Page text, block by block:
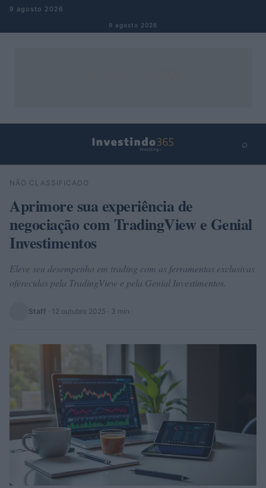
Pular para o conteúdo
9 agosto 2026
9 agosto 2026
⌕
Buscar
NÃO CLASSIFICADO
Aprimore sua experiência de
negociação com TradingView e Genial
Investimentos
Eleve seu desempenho em trading com as ferramentas exclusivas
oferecidas pela TradingView e pela Genial Investimentos.
Staff · 12 outubro 2025 · 3 min